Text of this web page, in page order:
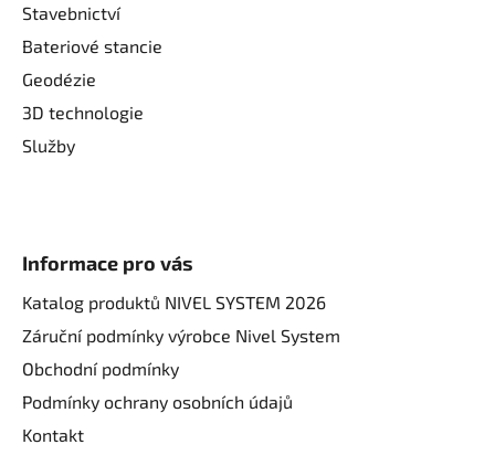
Stavebnictví
Bateriové stancie
Geodézie
3D technologie
Služby
Informace pro vás
Katalog produktů NIVEL SYSTEM 2026
Záruční podmínky výrobce Nivel System
Obchodní podmínky
Podmínky ochrany osobních údajů
Kontakt